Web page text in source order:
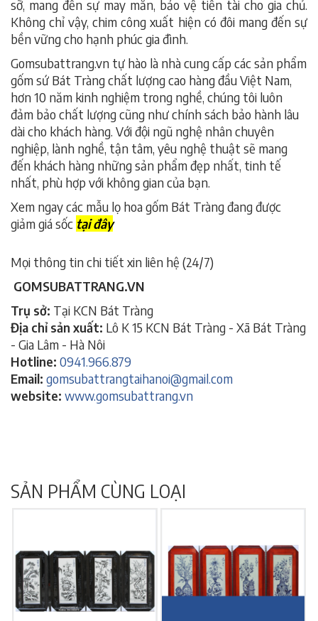
sỡ, mang đến sự may mắn, bảo vệ tiền tài cho gia chủ.
Không chỉ vậy, chim công xuất hiện có đôi mang đến sự
bền vững cho hạnh phúc gia đình.
Gomsubattrang.vn tự hào là nhà cung cấp các sản phẩm
gốm sứ Bát Tràng chất lượng cao hàng đầu Việt Nam,
hơn 10 năm kinh nghiệm trong nghề, chúng tôi luôn
đảm bảo chất lượng cũng như chính sách bảo hành lâu
dài cho khách hàng. Với đội ngũ nghệ nhân chuyên
nghiệp, lành nghề, tận tâm, yêu nghệ thuật sẽ mang
đến khách hàng những sản phẩm đẹp nhất, tinh tế
nhất, phù hợp với không gian của bạn.
Xem ngay các mẫu lọ hoa gốm Bát Tràng đang được
giảm giá sốc tại đây
Mọi thông tin chi tiết xin liên hệ (24/7)
GOMSUBATTRANG.VN
Trụ sở: Tại KCN Bát Tràng
Địa chỉ sản xuất: Lô K 15 KCN Bát Tràng - Xã Bát Tràng
- Gia Lâm - Hà Nôi
Hotline: 0941.966.879
Email: gomsubattrangtaihanoi@gmail.com
website: www.gomsubattrang.vn
SẢN PHẨM CÙNG LOẠI